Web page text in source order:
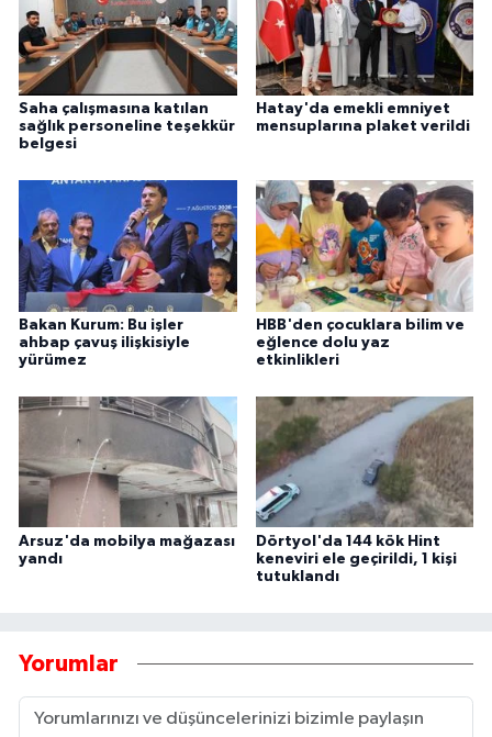
Saha çalışmasına katılan
sağlık personeline teşekkür
belgesi
Hatay'da emekli emniyet
mensuplarına plaket verildi
Bakan Kurum: Bu işler
ahbap çavuş ilişkisiyle
yürümez
HBB'den çocuklara bilim ve
eğlence dolu yaz
etkinlikleri
Arsuz'da mobilya mağazası
yandı
Dörtyol'da 144 kök Hint
keneviri ele geçirildi, 1 kişi
tutuklandı
Yorumlar